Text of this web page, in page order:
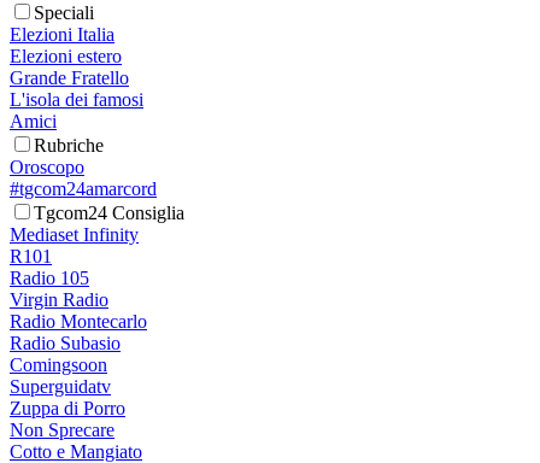
Speciali
Elezioni Italia
Elezioni estero
Grande Fratello
L'isola dei famosi
Amici
Rubriche
Oroscopo
#tgcom24amarcord
Tgcom24 Consiglia
Mediaset Infinity
R101
Radio 105
Virgin Radio
Radio Montecarlo
Radio Subasio
Comingsoon
Superguidatv
Zuppa di Porro
Non Sprecare
Cotto e Mangiato